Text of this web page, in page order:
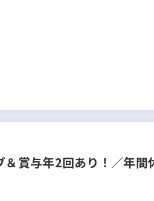
賞与年2回あり！／年間